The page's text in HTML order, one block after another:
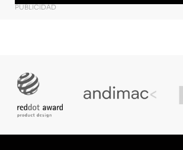
PUBLICIDAD